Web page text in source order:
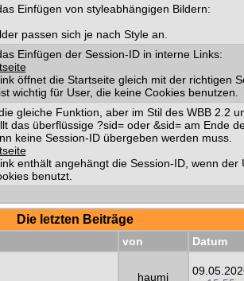
Einfügen von styleabhängigen Bildern:
passen sich je nach Style an.
Einfügen der Session-ID in interne Links:
öffnet die Startseite gleich mit der richtigen
wichtig für User, die keine Cookies benutzen.
gleiche Funktion, aber im Stil des WBB 2.2
das überflüssige ?sid= oder &sid= am Ende
keine Session-ID übergeben werden muss.
enthält angehängt die Session-ID, wenn der
benutzt.
Die letzten Beiträge
von Datum
haumi